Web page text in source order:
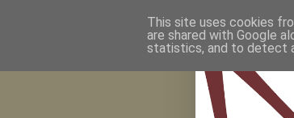
This site uses cookies
are shared with Google
statistics, and to detect